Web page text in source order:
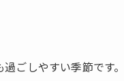
ごしやすい季節です